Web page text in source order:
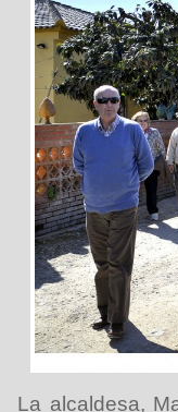
La alcaldesa,